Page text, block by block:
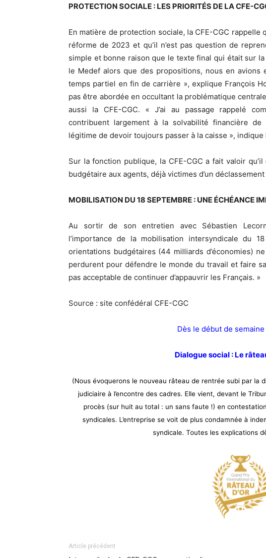
PROTECTION SOCIALE : LES PRIORITÉS DE LA CFE-
En matière de protection sociale, la CFE-CGC rappelle
réforme de 2023 et qu’il n’est pas question de
simple et bonne raison que le texte final qui était sur
le Medef alors que des propositions, nous en avions
temps partiel en fin de carrière », explique François
pas être abordée en occultant la problématique
aussi la CFE-CGC. « J’ai au passage rappelé
contribuent largement à la solvabilité financière de
légitime de devoir toujours passer à la caisse »,
Sur la fonction publique, la CFE-CGC a fait valoir
budgétaire aux agents, déjà victimes d’un
MOBILISATION DU 18 SEPTEMBRE : UNE ÉCHÉANCE
Au sortir de son entretien avec Sébastien
l’importance de la mobilisation intersyndicale du
orientations budgétaires (44 milliards d’économies)
perdurent pour défendre le monde du travail et faire
pas acceptable de continuer d’appauvrir les Français. »
Source : site confédéral CFE-CGC
Dès le début de
Dialogue social : Le
(Nous évoquerons le nouveau râteau de rentrée subi par la
judiciaire à l’encontre des cadres. Elle vient, devant le
procès (sur huit au total : un sans faute !) en
syndicales. L’entreprise se voit de plus condamnée à
syndicale. Toutes les explications
Article précédent